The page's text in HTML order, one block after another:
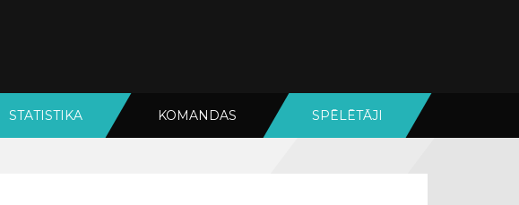
STATISTIKA KOMANDAS SPĒLĒTĀJI